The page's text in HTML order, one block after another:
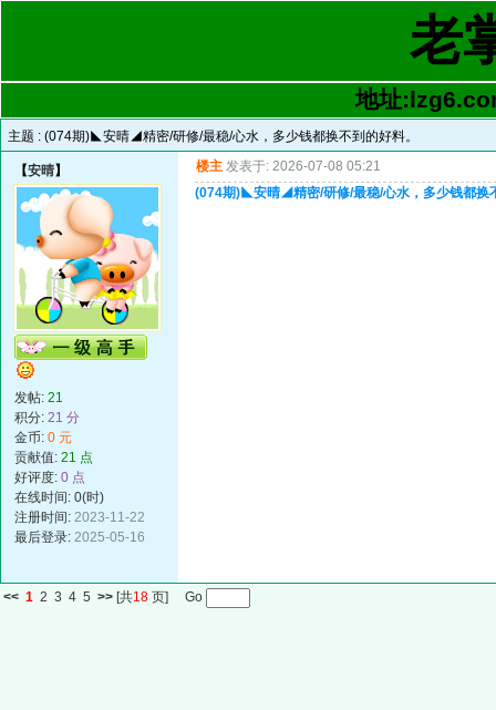
老
地址
主题 : (074期)◣安晴◢精密/研修/最稳/心水，多少钱都换不到的好料。
【安晴】
发帖: 21
积分: 21 分
金币: 0 元
贡献值: 21 点
好评度: 0 点
在线时间: 0(时)
注册时间: 2023-11-22
最后登录: 2025-05-16
楼主 发表于: 2026-07-08 05:21
(074期)◣安晴◢精密/研修/最稳/心水，多少钱都换
<< 1 2 3 4 5 >> [共18 页] Go